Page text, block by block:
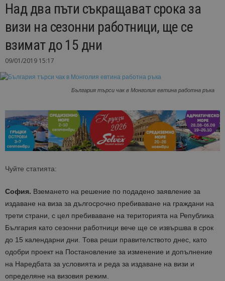
Над два пъти съкращават срока за
визи на сезонни работници, ще се
взимат до 15 дни
09/01/2019 15:17
България търси чак в Монголия евтина работна ръка
Чуйте статията:
София. Вземането на решение по подадено заявление за
издаване на виза за дългосрочно пребиваване на граждани на
трети страни, с цел пребиваване на територията на Република
България като сезонни работници вече ще се извършва в срок
до 15 календарни дни. Това реши правителството днес, като
одобри проект на Постановление за изменение и допълнение
на Наредбата за условията и реда за издаване на визи и
определяне на визовия режим.